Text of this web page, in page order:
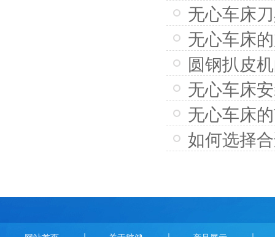
无心车床
无心车床
圆钢扒皮
无心车床
无心车床
如何选择